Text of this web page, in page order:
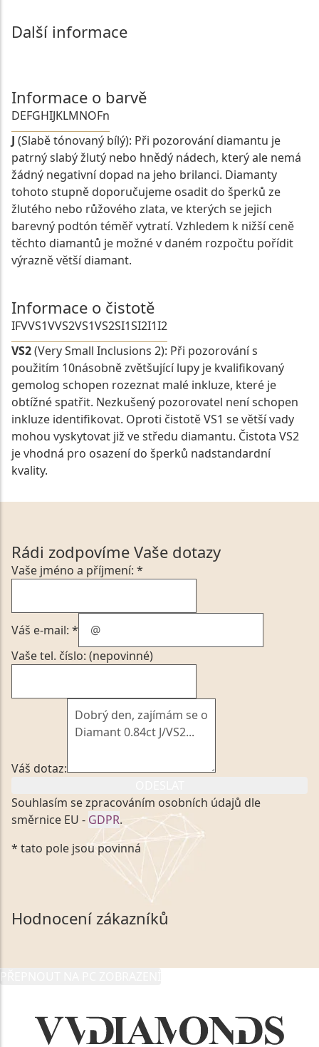
Další informace
Informace o barvě
DEFGHIJKLMNOFn
J (Slabě tónovaný bílý): Při pozorování diamantu je
patrný slabý žlutý nebo hnědý nádech, který ale nemá
žádný negativní dopad na jeho brilanci. Diamanty
tohoto stupně doporučujeme osadit do šperků ze
žlutého nebo růžového zlata, ve kterých se jejich
barevný podtón téměř vytratí. Vzhledem k nižší ceně
těchto diamantů je možné v daném rozpočtu pořídit
výrazně větší diamant.
Informace o čistotě
IFVVS1VVS2VS1VS2SI1SI2I1I2
VS2(Very Small Inclusions 2): Při pozorování s
použitím 10násobně zvětšující lupy je kvalifikovaný
gemolog schopen rozeznat malé inkluze, které je
obtížné spatřit. Nezkušený pozorovatel není schopen
inkluze identifikovat. Oproti čistotě VS1 se větší vady
mohou vyskytovat již ve středu diamantu. Čistota VS2
je vhodná pro osazení do šperků nadstandardní
kvality.
Rádi zodpovíme Vaše dotazy
Vaše jméno a příjmení: *
Váš e-mail: *
Vaše tel. číslo: (nepovinné)
Váš dotaz:
Souhlasím se zpracováním osobních údajů dle
směrnice EU - GDPR.
Kliknutím na výše uvedený odkaz, v souladu se
zákonem č. 101/2000 Sb. v platném znění výslovně
souhlasím se zpracováním a uchováním veškerých
mých osobních údajů, které poskytuji prostřednictvím
společnosti VVDiamonds s.r.o., IČO: 05892481. Tyto
údaje poskytuji společnosti VVDiamonds s.r.o., IČO:
* tato pole jsou povinná
Hodnocení zákazníků